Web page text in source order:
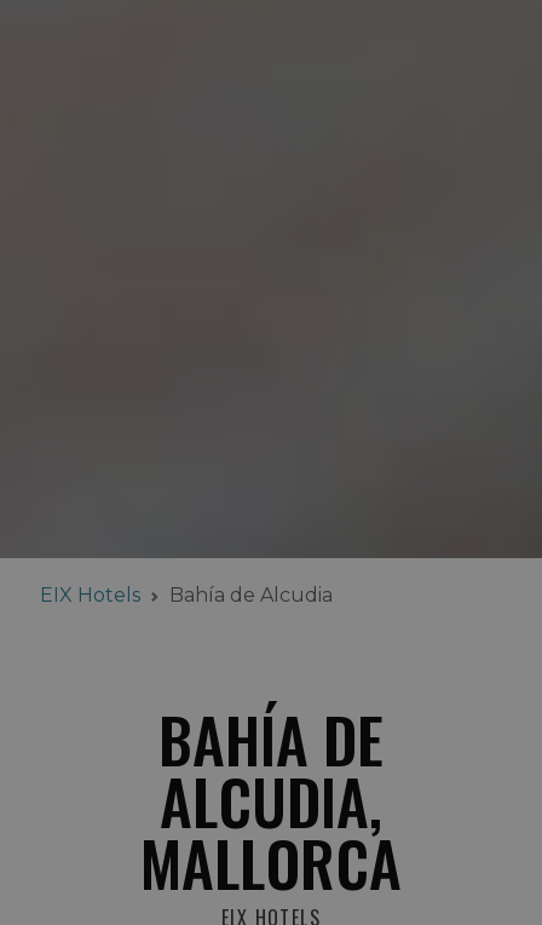
EIX Hotels Bahía de Alcudia
BAHÍA DE
ALCUDIA,
MALLORCA
EIX HOTELS